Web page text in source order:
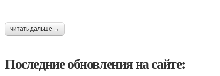
читать дальше →
Последние обновления на сайте: